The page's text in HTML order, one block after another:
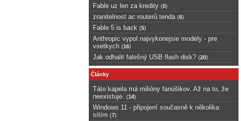
Fable uz len za kredity (0)
zranitelnost ac routerů tenda (6)
Fable 5 is back (5)
Anthropic vypol najvykonejsie modely - pre
vsetkych (16)
Jak odhalit falešný USB flash disk? (20)
Články
Táto kapela má milióny fanúšikov. Až na to, že
neexistuje.
(14)
Windows 11 - připojení současně k několika
sítím (7)